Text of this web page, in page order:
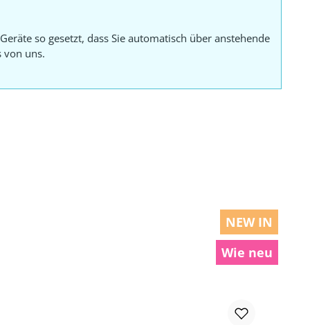
so gesetzt, dass Sie automatisch über anstehende
von uns.
NEW IN
Wie neu